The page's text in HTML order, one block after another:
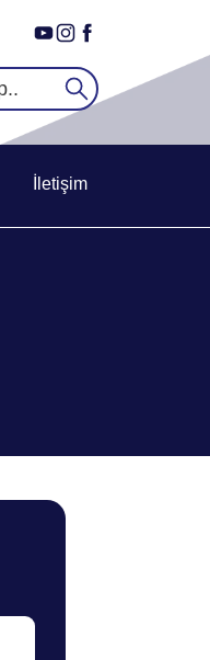
İletişim